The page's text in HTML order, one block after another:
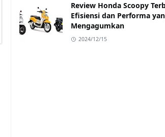
Review Honda Scoopy
Efisiensi dan Performa
Mengagumkan
2024/12/15